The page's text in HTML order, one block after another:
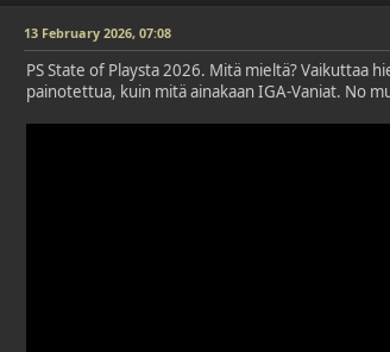
13 February 2026, 07:08
PS State of Playsta 2026. Mitä mieltä? Vaikuttaa
painotettua, kuin mitä ainakaan IGA-Vaniat. No